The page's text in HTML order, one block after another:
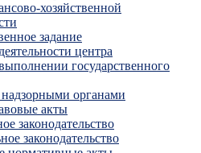
хозяйственной
задание
центра
государственного
органами
акты
законодательство
законодательство